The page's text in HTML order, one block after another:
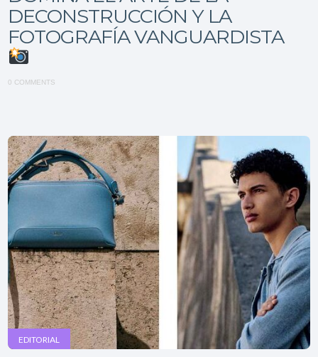
DECONSTRUCCIÓN Y LA
FOTOGRAFÍA VANGUARDISTA
0 COMMENTS
EDITORIAL